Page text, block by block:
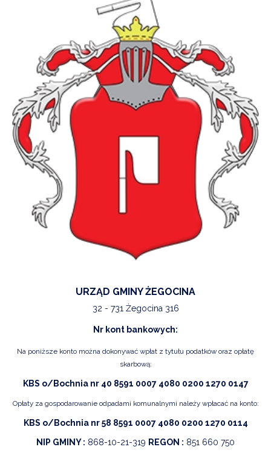
URZĄD GMINY ŻEGOCINA
32 - 731 Żegocina 316
Nr kont bankowych:
Na poniższe konto można dokonywać wpłat z tytułu podatków oraz opłatę
skarbową:
KBS o/Bochnia nr 40 8591 0007 4080 0200 1270 0147
Opłaty za gospodarowanie odpadami komunalnymi należy wpłacać na konto:
KBS o/Bochnia nr 58 8591 0007 4080 0200 1270 0114
NIP GMINY : 868-10-21-319 REGON : 851 660 750